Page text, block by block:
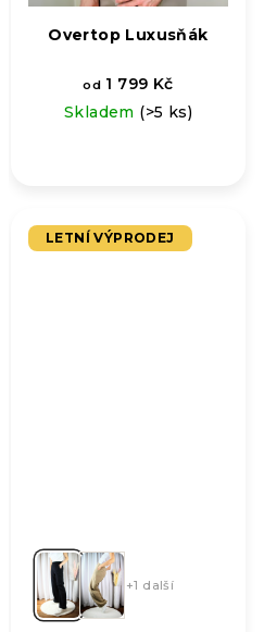
Overtop Luxusňák
od 1 799 Kč
Skladem (>5 ks)
LETNÍ VÝPRODEJ
+1 další